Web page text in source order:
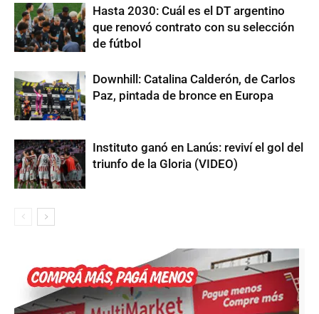
Hasta 2030: Cuál es el DT argentino
que renovó contrato con su selección
de fútbol
Downhill: Catalina Calderón, de Carlos
Paz, pintada de bronce en Europa
Instituto ganó en Lanús: reviví el gol del
triunfo de la Gloria (VIDEO)